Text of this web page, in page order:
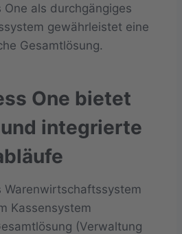
One als durchgängiges
gewährleistet eine
Gesamtlösung.
One bietet
integrierte
Warenwirtschaftssystem
Kassensystem
(Verwaltung